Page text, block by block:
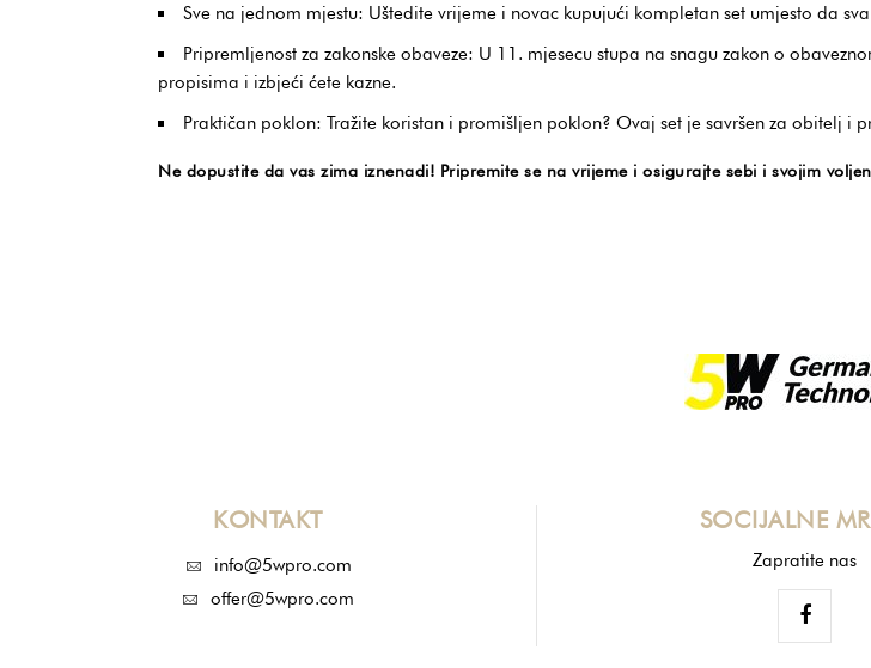
Sve na jednom mjestu: Uštedite vrijeme i novac kupujući kompletan set umjesto da
Pripremljenost za zakonske obaveze: U 11. mjesecu stupa na snagu zakon o
propisima i izbjeći ćete kazne.
Praktičan poklon: Tražite koristan i promišljen poklon? Ovaj set je savršen za obitelj i
Ne dopustite da vas zima iznenadi! Pripremite se na vrijeme i osigurajte sebi i svojim
KONTAKT
info@5wpro.com
offer@5wpro.com
SOCIJALNE
Zapratite nas